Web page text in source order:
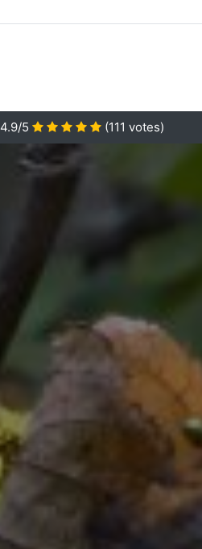
4.9/5 (111 votes)